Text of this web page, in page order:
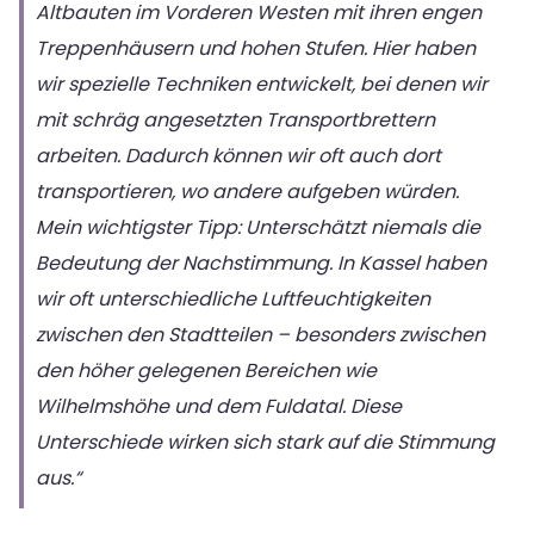
Altbauten im Vorderen Westen mit ihren engen
Treppenhäusern und hohen Stufen. Hier haben
wir spezielle Techniken entwickelt, bei denen wir
mit schräg angesetzten Transportbrettern
arbeiten. Dadurch können wir oft auch dort
transportieren, wo andere aufgeben würden.
Mein wichtigster Tipp: Unterschätzt niemals die
Bedeutung der Nachstimmung. In Kassel haben
wir oft unterschiedliche Luftfeuchtigkeiten
zwischen den Stadtteilen – besonders zwischen
den höher gelegenen Bereichen wie
Wilhelmshöhe und dem Fuldatal. Diese
Unterschiede wirken sich stark auf die Stimmung
aus.“